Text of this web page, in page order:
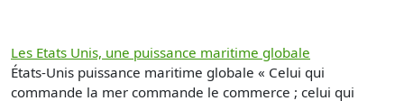
Les Etats Unis, une puissance maritime globale
États-Unis puissance maritime globale « Celui qui
commande la mer commande le commerce ; celui qui